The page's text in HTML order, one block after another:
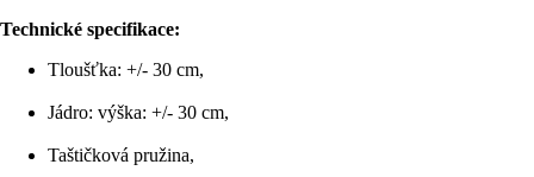
Technické specifikace:
Tloušťka: +/- 30 cm,
Jádro: výška: +/- 30 cm,
Taštičková pružina,